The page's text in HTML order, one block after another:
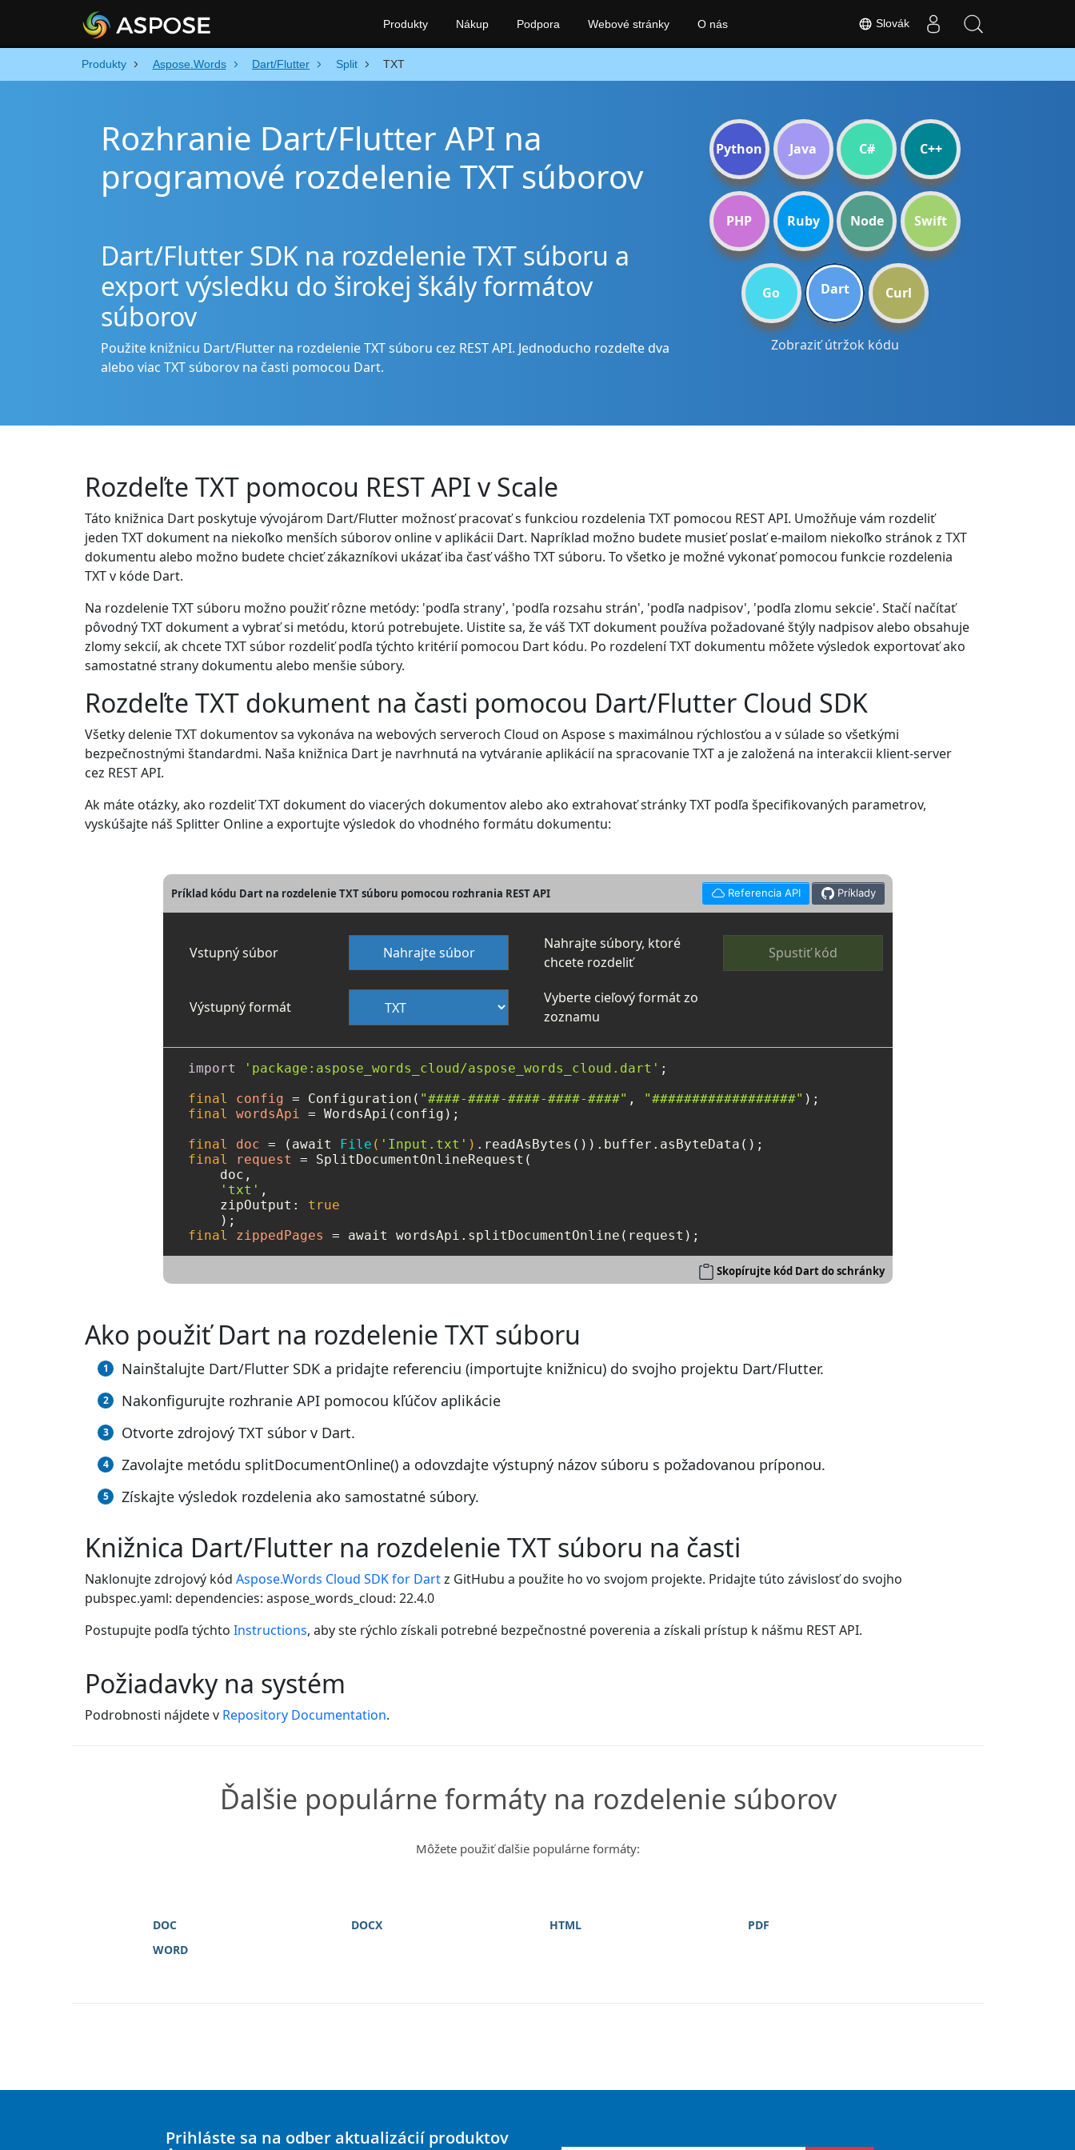
Produkty Aspose.Words Dart/Flutter Split TXT
Rozhranie Dart/Flutter API na
programové rozdelenie TXT súborov
Dart/Flutter SDK na rozdelenie TXT súboru a
export výsledku do širokej škály formátov
súborov
Použite knižnicu Dart/Flutter na rozdelenie TXT súboru cez REST API. Jednoducho rozdeľte dva
alebo viac TXT súborov na časti pomocou Dart.
Python Java C# C++
PHP Ruby Node Swift
Go Dart Curl
Zobraziť útržok kódu
Rozdeľte TXT pomocou REST API v Scale
Táto knižnica Dart poskytuje vývojárom Dart/Flutter možnosť pracovať s funkciou rozdelenia TXT pomocou REST API. Umožňuje vám rozdeliť
jeden TXT dokument na niekoľko menších súborov online v aplikácii Dart. Napríklad možno budete musieť poslať e-mailom niekoľko stránok z TXT
dokumentu alebo možno budete chcieť zákazníkovi ukázať iba časť vášho TXT súboru. To všetko je možné vykonať pomocou funkcie rozdelenia
TXT v kóde Dart.
Na rozdelenie TXT súboru možno použiť rôzne metódy: 'podľa strany', 'podľa rozsahu strán', 'podľa nadpisov', 'podľa zlomu sekcie'. Stačí načítať
pôvodný TXT dokument a vybrať si metódu, ktorú potrebujete. Uistite sa, že váš TXT dokument používa požadované štýly nadpisov alebo obsahuje
zlomy sekcií, ak chcete TXT súbor rozdeliť podľa týchto kritérií pomocou Dart kódu. Po rozdelení TXT dokumentu môžete výsledok exportovať ako
samostatné strany dokumentu alebo menšie súbory.
Rozdeľte TXT dokument na časti pomocou Dart/Flutter Cloud SDK
Všetky delenie TXT dokumentov sa vykonáva na webových serveroch Cloud on Aspose s maximálnou rýchlosťou a v súlade so všetkými
bezpečnostnými štandardmi. Naša knižnica Dart je navrhnutá na vytváranie aplikácií na spracovanie TXT a je založená na interakcii klient-server
cez REST API.
Ak máte otázky, ako rozdeliť TXT dokument do viacerých dokumentov alebo ako extrahovať stránky TXT podľa špecifikovaných parametrov,
vyskúšajte náš Splitter Online a exportujte výsledok do vhodného formátu dokumentu:
Príklad kódu Dart na rozdelenie TXT súboru pomocou rozhrania REST API Referencia API Príklady
Vstupný súbor Nahrajte súbor
Nahrajte súbory, ktoré
chcete rozdeliť
Spustiť kód
Výstupný formát
Vyberte cieľový formát zo
zoznamu
import 'package:aspose_words_cloud/aspose_words_cloud.dart' ;
final
config = Configuration( "####-####-####-####-####" , "##################"
final
wordsApi = WordsApi(config);
final
doc = (await File ( 'Input.txt' )
final
request = SplitDocumentOnlineRequest(
    doc,
'txt' ,
    zipOutput:
true
final
zippedPages = await wordsApi.splitDocumentOnline(request);
Skopírujte kód Dart do schránky
Ako použiť Dart na rozdelenie TXT súboru
Nainštalujte Dart/Flutter SDK a pridajte referenciu (importujte knižnicu) do svojho projektu Dart/Flutter.
Nakonfigurujte rozhranie API pomocou kľúčov aplikácie
Otvorte zdrojový TXT súbor v Dart.
Zavolajte metódu splitDocumentOnline() a odovzdajte výstupný názov súboru s požadovanou príponou.
Získajte výsledok rozdelenia ako samostatné súbory.
Knižnica Dart/Flutter na rozdelenie TXT súboru na časti
Naklonujte zdrojový kód Aspose.Words Cloud SDK for Dartz GitHubu a použite ho vo svojom projekte. Pridajte túto závislosť do svojho
pubspec.yaml: dependencies: aspose_words_cloud: 22.4.0
Postupujte podľa týchto Instructions, aby ste rýchlo získali potrebné bezpečnostné poverenia a získali prístup k nášmu REST API.
Požiadavky na systém
Podrobnosti nájdete v Repository Documentation.
Ďalšie populárne formáty na rozdelenie súborov
Môžete použiť ďalšie populárne formáty:
DOC DOCX HTML
PDF
WORD
Slovák
Produkty Nákup Podpora Webové stránky O nás
Prihláste sa na odber aktualizácií produktov